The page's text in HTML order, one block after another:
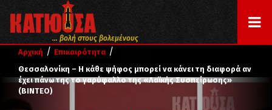
... βολή στους βολεμένους
Αρχική / Επικαιρότητα /
Θεσσαλονίκη – Η κάθε ψήφος μπορεί να κάνει τη διαφορά αν
έχει πάνω της το γαρύφαλλο της «Λαϊκής Συσπείρωσης»
(ΒΙΝΤΕΟ)